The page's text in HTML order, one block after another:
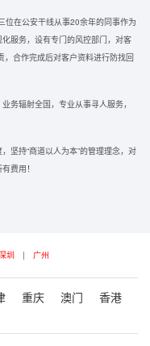
位在公安干线从事20余年的同事作为
服务，设有专门的风控部门，对客
合作完成后对客户资料进行防找回
务辐射全国，专业从事寻人服务，
坚持“商道以人为本”的管理理念，对
费用！
圳 | 广州
重庆 澳门
香港